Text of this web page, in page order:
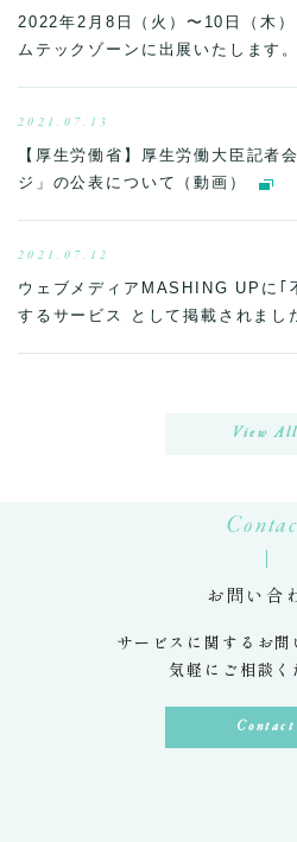
2022年2月8日（火）〜10日（木
ムテックゾーンに出展いたします。
2021.07.13
【厚生労働省】厚生労働大臣記者
ジ」の公表について（動画）
2021.07.12
ウェブメディアMASHING UPに｢
するサービス として掲載されまし
View All
お問い合
サービスに関するお問
気軽にご相談く
Contact